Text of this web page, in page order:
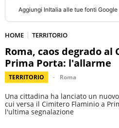
Aggiungi InItalia alle tue fonti
HOME TERRITORIO
Roma, caos degrado
Prima Porta: l'allarme
TERRITORIO Roma
Una cittadina ha lanciato un
cui versa il Cimitero Flaminio a
l'ultima segnalazione